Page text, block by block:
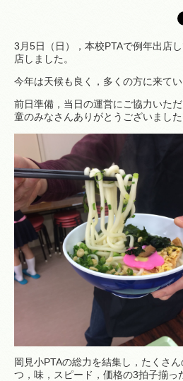
3月5日（日），本校PTAで例年出店
店しました。
今年は天候も良く，多くの方に来て
前日準備，当日の運営にご協力いた
童のみなさんありがとうございました
岡見小PTAの総力を結集し，たくさ
つ，味，スピード，価格の3拍子揃っ